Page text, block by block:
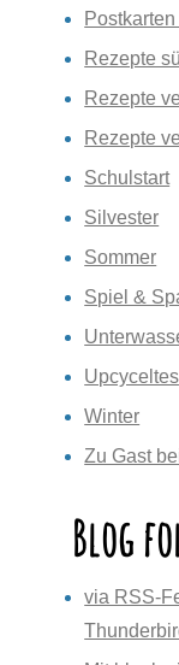
Rezepte
Rezepte
Rezepte
Schulstart
Silvester
Sommer
Spiel &
Upcyceltes
Winter
Zu Gast
Blog
via RSS-